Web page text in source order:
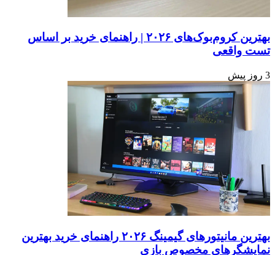
بهترین کروم‌بوک‌های ۲۰۲۶ | راهنمای خرید بر اساس
تست واقعی
3 روز پیش
بهترین مانیتورهای گیمینگ ۲۰۲۶ راهنمای خرید بهترین
نمایشگرهای مخصوص بازی